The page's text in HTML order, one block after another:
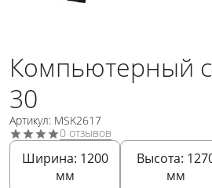
Компьютерный
30
Артикул: MSK2617
0 отзывов
Ширина: 1200
мм
Высота:
мм